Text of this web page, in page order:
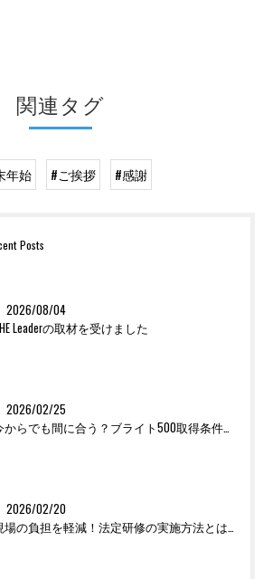
関連タグ
年始 #ご挨拶 #感謝
Posts
2026/08/04
Leaderの取材を受けました
2026/02/25
今からでも間に合う？ブライト500取得条件をわかりやすく解説
2026/02/20
現場の負担を軽減！法定研修の実施方法とは？